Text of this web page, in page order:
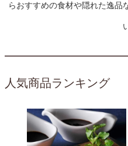
らおすすめの食材や隠れた逸品
人気商品ランキング